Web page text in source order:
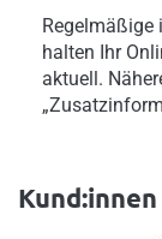
Regelmäßige
halten Ihr
aktuell.